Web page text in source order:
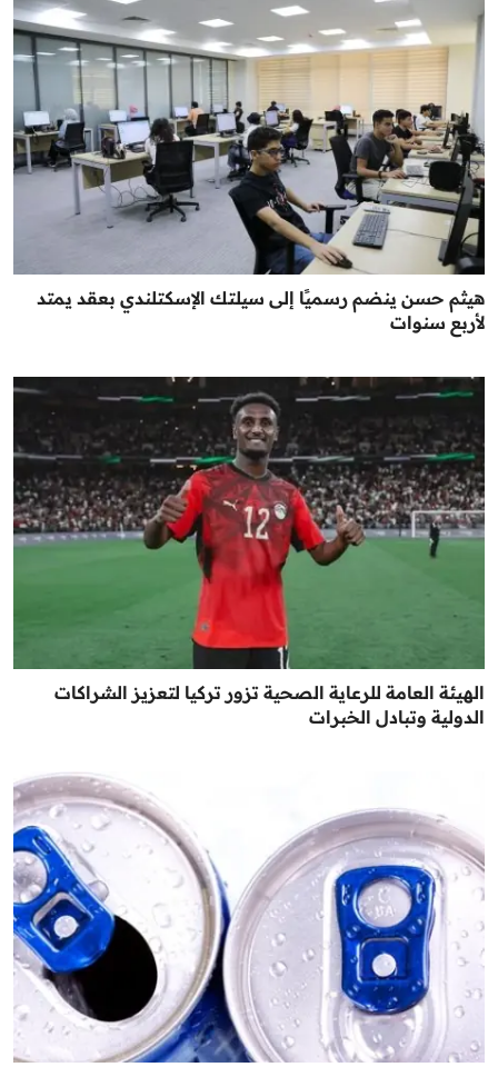
هيثم حسن ينضم رسميًا إلى سيلتك الإسكتلندي بعقد يمتد
لأربع سنوات
الهيئة العامة للرعاية الصحية تزور تركيا لتعزيز الشراكات
الدولية وتبادل الخبرات